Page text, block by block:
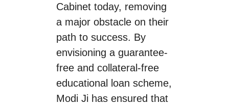
Cabinet today, removing
a major obstacle on their
path to success. By
envisioning a guarantee-
free and collateral-free
educational loan scheme,
Modi Ji has ensured that